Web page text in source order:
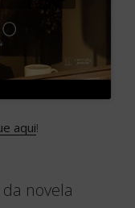
aqui!
novela